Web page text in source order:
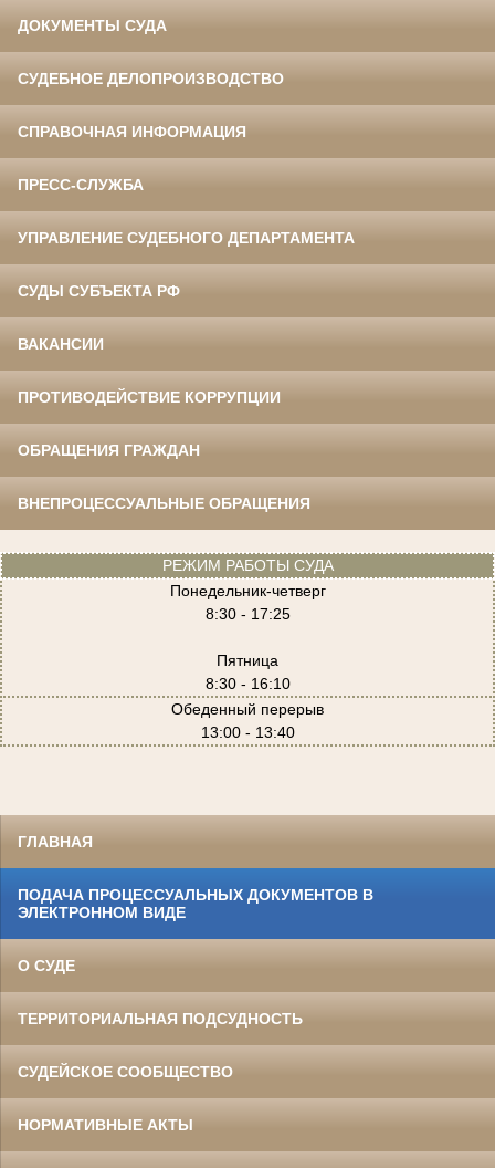
ДОКУМЕНТЫ СУДА
СУДЕБНОЕ ДЕЛОПРОИЗВОДСТВО
СПРАВОЧНАЯ ИНФОРМАЦИЯ
ПРЕСС-СЛУЖБА
УПРАВЛЕНИЕ СУДЕБНОГО ДЕПАРТАМЕНТА
СУДЫ СУБЪЕКТА РФ
ВАКАНСИИ
ПРОТИВОДЕЙСТВИЕ КОРРУПЦИИ
ОБРАЩЕНИЯ ГРАЖДАН
ВНЕПРОЦЕССУАЛЬНЫЕ ОБРАЩЕНИЯ
РЕЖИМ РАБОТЫ СУДА
Понедельник-четверг
8:30 - 17:25
Пятница
8:30 - 16:10
Обеденный перерыв
13:00 - 13:40
ГЛАВНАЯ
ПОДАЧА ПРОЦЕССУАЛЬНЫХ ДОКУМЕНТОВ В
ЭЛЕКТРОННОМ ВИДЕ
О СУДЕ
ТЕРРИТОРИАЛЬНАЯ ПОДСУДНОСТЬ
СУДЕЙСКОЕ СООБЩЕСТВО
НОРМАТИВНЫЕ АКТЫ